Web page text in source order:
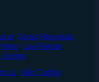
Corey Reynolds
Levi Fiehler,
Tomko
Lý Viễn Tưởng